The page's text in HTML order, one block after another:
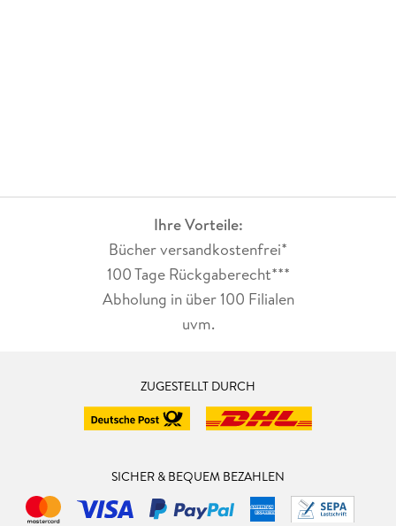
Ihre Vorteile:
Bücher versandkostenfrei*
100 Tage Rückgaberecht***
Abholung in über 100 Filialen
uvm.
ZUGESTELLT DURCH
SICHER & BEQUEM BEZAHLEN